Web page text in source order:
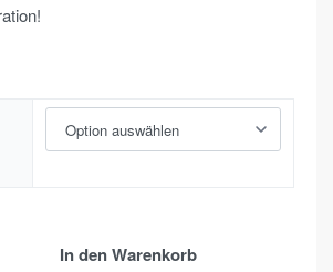
In den Warenkorb